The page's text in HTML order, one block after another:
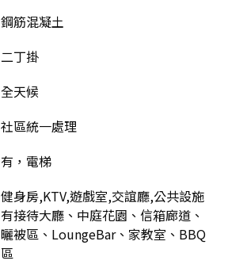
鋼筋混凝土
二丁掛
全天候
社區統一處理
有，電梯
健身房,KTV,遊戲室,交誼廳,公共設施
有接待大廳、中庭花園、信箱廊道、
曬被區、LoungeBar、家教室、BBQ
區